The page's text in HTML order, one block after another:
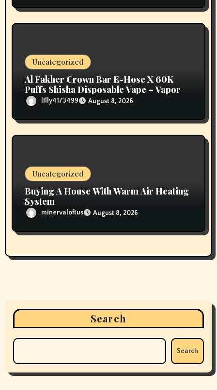
Uncategorized
Al Fakher Crown Bar E-Hose X 60K
Puffs Shisha Disposable Vape – Vapors
Selection UAE
lilly4173499 August 8, 2026
Uncategorized
Buying A House With Warm Air Heating
System
minervaloftus August 8, 2026
Search
Search